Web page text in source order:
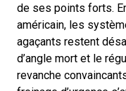
de ses points forts.
américain, les
agaçants restent
d’angle mort et le
revanche